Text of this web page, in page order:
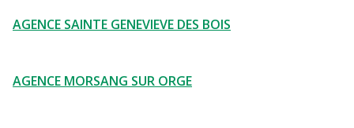
AGENCE SAINTE GENEVIEVE DES BOIS
AGENCE MORSANG SUR ORGE